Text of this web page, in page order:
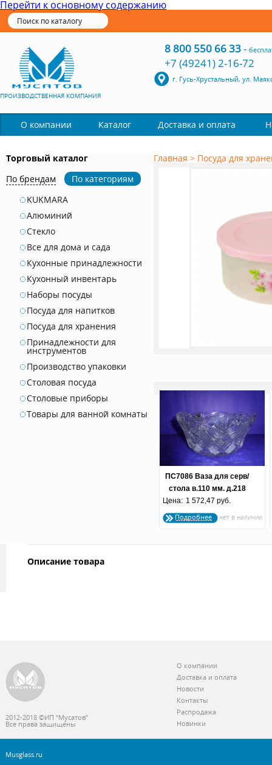
Перейти к основному содержанию
ПРОИЗВОДСТВЕННАЯ КОМПАНИЯ
8 800 550 66 33-
+7 (49241) 2-16-72
г. Гусь-Хрустальный, ул.
О компании Каталог Доставка и оплата
Торговый каталог
По брендам
По категориям
KUKMARA
Алюминий
Стекло
Все для дома и сада
Кухонные принадлежности
Кухонный инвентарь
Наборы посуды
Посуда для напитков
Посуда для хранения
Принадлежности для
инструментов
Производство упаковки
Столовая посуда
Столовые приборы
Товары для ванной комнаты
Главная > Посуда для
ПС7086 Ваза для серв/
стола в.110 мм. д.218
мм. (по 3 шт.)
Цена: 1 572,47 руб.
Подробнее
Описание товара
2012-2018 ©ИП “Мусатов”
Все права защищены
О компании
Доставка и оплата
Новости
Контакты
Распродажа
Новинки
Musglass.ru